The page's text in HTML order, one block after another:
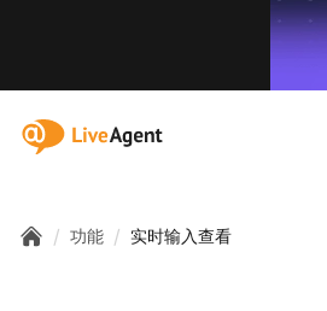
:site.title
/ 功能 / 实时输入查看